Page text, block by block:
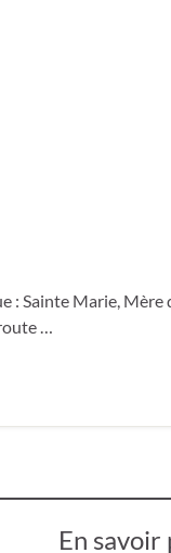
: Sainte Marie, Mère
…
En savoir